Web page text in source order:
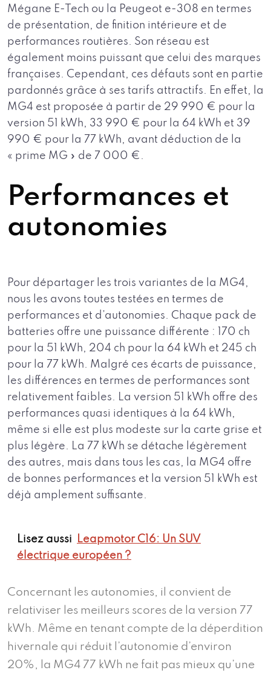
Mégane E-Tech ou la Peugeot e-308 en termes
de présentation, de finition intérieure et de
performances routières. Son réseau est
également moins puissant que celui des marques
françaises. Cependant, ces défauts sont en partie
pardonnés grâce à ses tarifs attractifs. En effet, la
MG4 est proposée à partir de 29 990 € pour la
version 51 kWh, 33 990 € pour la 64 kWh et 39
990 € pour la 77 kWh, avant déduction de la
« prime MG » de 7 000 €.
Performances et
autonomies
Pour départager les trois variantes de la MG4,
nous les avons toutes testées en termes de
performances et d’autonomies. Chaque pack de
batteries offre une puissance différente : 170 ch
pour la 51 kWh, 204 ch pour la 64 kWh et 245 ch
pour la 77 kWh. Malgré ces écarts de puissance,
les différences en termes de performances sont
relativement faibles. La version 51 kWh offre des
performances quasi identiques à la 64 kWh,
même si elle est plus modeste sur la carte grise et
plus légère. La 77 kWh se détache légèrement
des autres, mais dans tous les cas, la MG4 offre
de bonnes performances et la version 51 kWh est
déjà amplement suffisante.
Lisez aussi
Leapmotor C16: Un SUV
électrique européen ?
Concernant les autonomies, il convient de
relativiser les meilleurs scores de la version 77
kWh. Même en tenant compte de la déperdition
hivernale qui réduit l’autonomie d’environ
20%, la MG4 77 kWh ne fait pas mieux qu’une